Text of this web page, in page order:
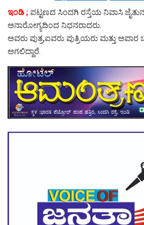
ಇಂಡಿ ; ಪಟ್ಟಣದ ಸಿಂದಗಿ ರಸ್ತೆಯ ನಿವಾಸಿ
ಅನಾರೋಗ್ಯದಿಂದ ನಿಧನರಾದರು.
ಅವರು ಪುತ್ರ,ಐವರು ಪುತ್ರಿಯರು ಮತ್ತು ಅಪಾರ
ಅಗಲಿದ್ದಾರೆ.